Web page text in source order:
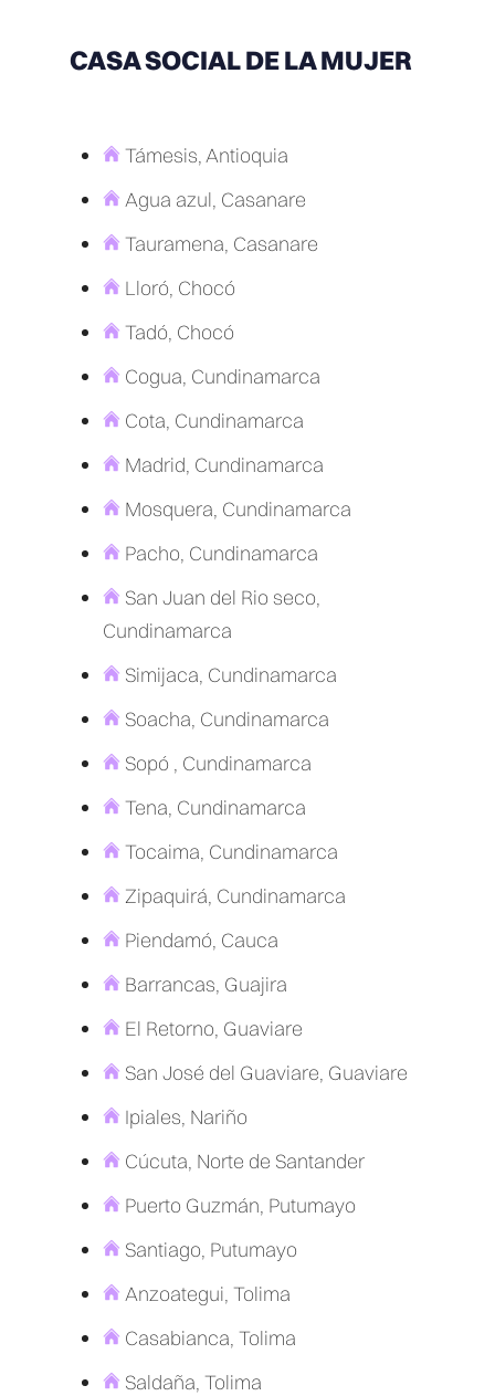
CASA SOCIAL DE LA MUJER
Támesis, Antioquia
Agua azul, Casanare
Tauramena, Casanare
Lloró, Chocó
Tadó, Chocó
Cogua, Cundinamarca
Cota, Cundinamarca
Madrid, Cundinamarca
Mosquera, Cundinamarca
Pacho, Cundinamarca
San Juan del Rio seco,
Cundinamarca
Simijaca, Cundinamarca
Soacha, Cundinamarca
Sopó , Cundinamarca
Tena, Cundinamarca
Tocaima, Cundinamarca
Zipaquirá, Cundinamarca
Piendamó, Cauca
Barrancas, Guajira
El Retorno, Guaviare
San José del Guaviare, Guaviare
Ipiales, Nariño
Cúcuta, Norte de Santander
Puerto Guzmán, Putumayo
Santiago, Putumayo
Anzoategui, Tolima
Casabianca, Tolima
Saldaña, Tolima